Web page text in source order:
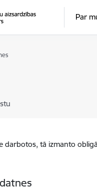
Par
darbotos, tā izmanto